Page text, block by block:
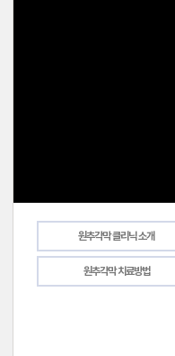
원추각막 클리닉 소개
원추각막 치료방법